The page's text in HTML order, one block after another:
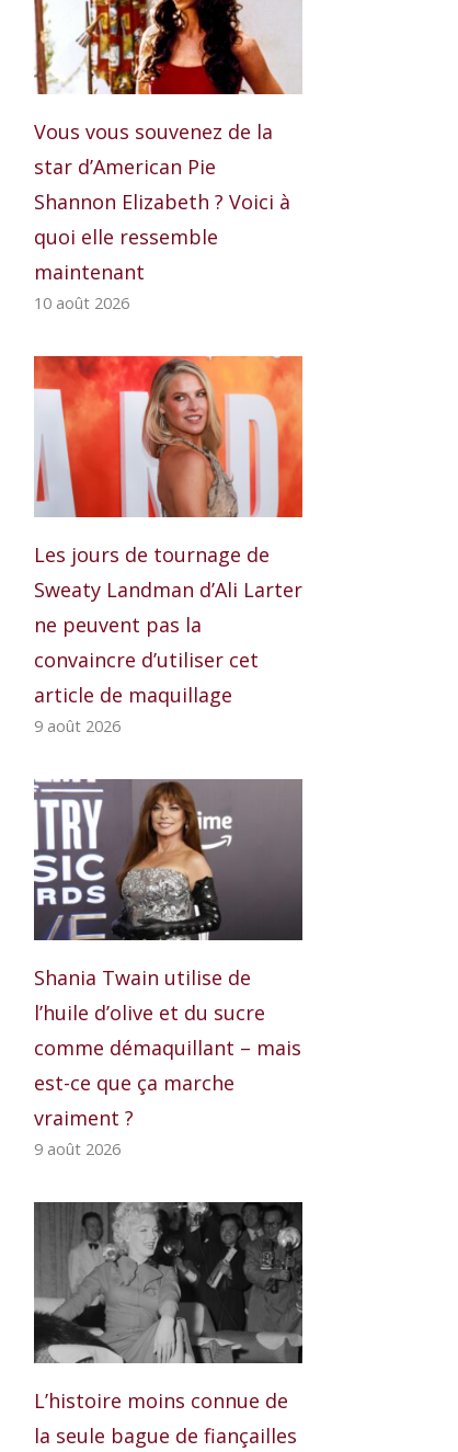
Vous vous souvenez de la
star d’American Pie
Shannon Elizabeth ? Voici à
quoi elle ressemble
maintenant
10 août 2026
Les jours de tournage de
Sweaty Landman d’Ali Larter
ne peuvent pas la
convaincre d’utiliser cet
article de maquillage
9 août 2026
Shania Twain utilise de
l’huile d’olive et du sucre
comme démaquillant – mais
est-ce que ça marche
vraiment ?
9 août 2026
L’histoire moins connue de
la seule bague de fiançailles